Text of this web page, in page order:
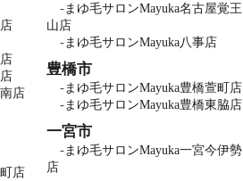
店
店
まゆ毛サロンMayuka名古屋覚王
山店
まゆ毛サロンMayuka八事店
豊橋市
まゆ毛サロンMayuka豊橋萱町店
まゆ毛サロンMayuka豊橋東脇店
一宮市
まゆ毛サロンMayuka一宮今伊勢
店